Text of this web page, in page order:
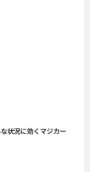
状況に効くマジカー